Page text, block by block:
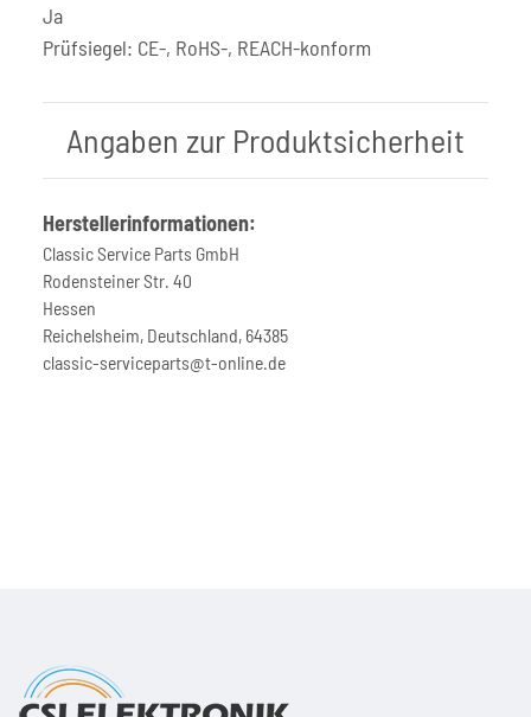
Ja
Prüfsiegel: CE-, RoHS-, REACH-konform
Angaben zur Produktsicherheit
Herstellerinformationen:
Classic Service Parts GmbH
Rodensteiner Str. 40
Hessen
Reichelsheim, Deutschland, 64385
classic-serviceparts@t-online.de